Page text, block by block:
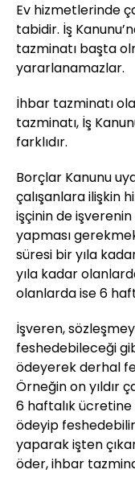
Ev hizmetlerinde
tabidir. İş
tazminatı başta
yararlanamazlar.
İhbar tazminatı
tazminatı, İş
farklıdır.
Borçlar Kanunu
çalışanlara ilişkin
işçinin de
yapması
süresi bir yıla
yıla kadar
olanlarda ise 6
İşveren,
feshedebileceği
ödeyerek derhal
Örneğin on yıldır
6 haftalık ücretine
ödeyip
yaparak işten
öder, ihbar